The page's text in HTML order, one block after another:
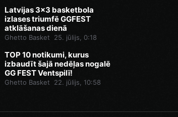
Latvijas 3x3 basketbola
izlases triumfē GGFEST
atklāšanas dienā
Ghetto Basket 25. jūlijs, 0:18
TOP 10 notikumi, kurus
izbaudīt šajā nedēļas nogalē
GG FEST Ventspilī!
Ghetto Basket 22. jūlijs, 10:58